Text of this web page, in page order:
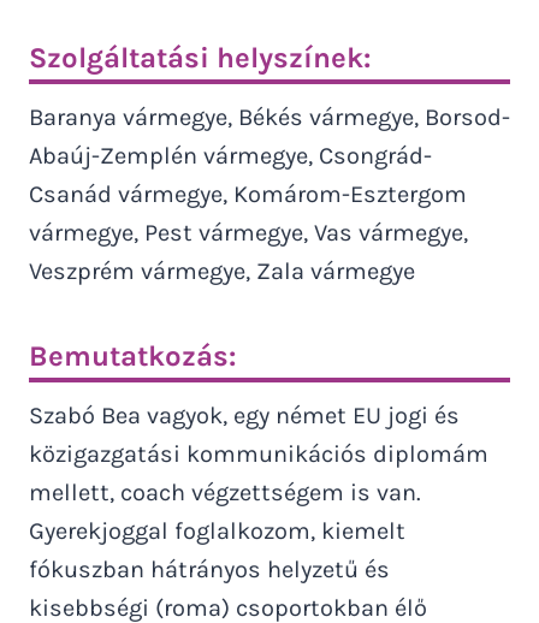
Szolgáltatási helyszínek:
Baranya vármegye, Békés vármegye, Borsod-
Abaúj-Zemplén vármegye, Csongrád-
Csanád vármegye, Komárom-Esztergom
vármegye, Pest vármegye, Vas vármegye,
Veszprém vármegye, Zala vármegye
Bemutatkozás:
Szabó Bea vagyok, egy német EU jogi és
közigazgatási kommunikációs diplomám
mellett, coach végzettségem is van.
Gyerekjoggal foglalkozom, kiemelt
fókuszban hátrányos helyzetű és
kisebbségi (roma) csoportokban élő